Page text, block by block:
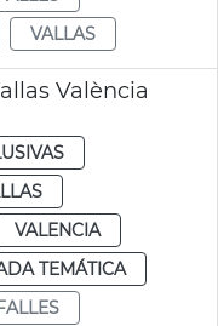
VALLAS
València
VALENCIA
TEMÁTICA